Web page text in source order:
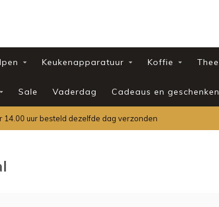
Keukenapparatuur Koffie Thee
Sale Vaderdag Cadeaus en geschenken
14.00 uur besteld dezelfde dag verzonden